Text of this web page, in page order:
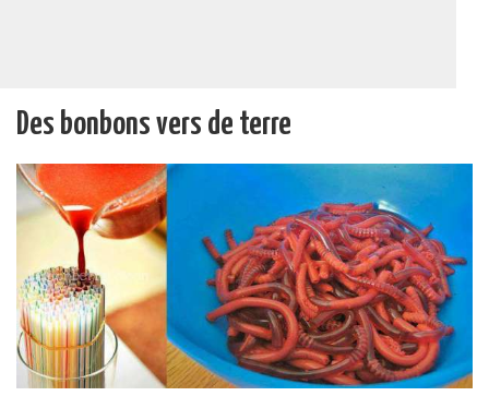
Des bonbons vers de terre